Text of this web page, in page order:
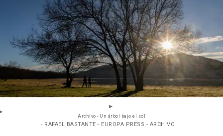
Archivo - Un árbol bajo el sol
- RAFAEL BASTANTE - EUROPA PRESS - ARCHIVO